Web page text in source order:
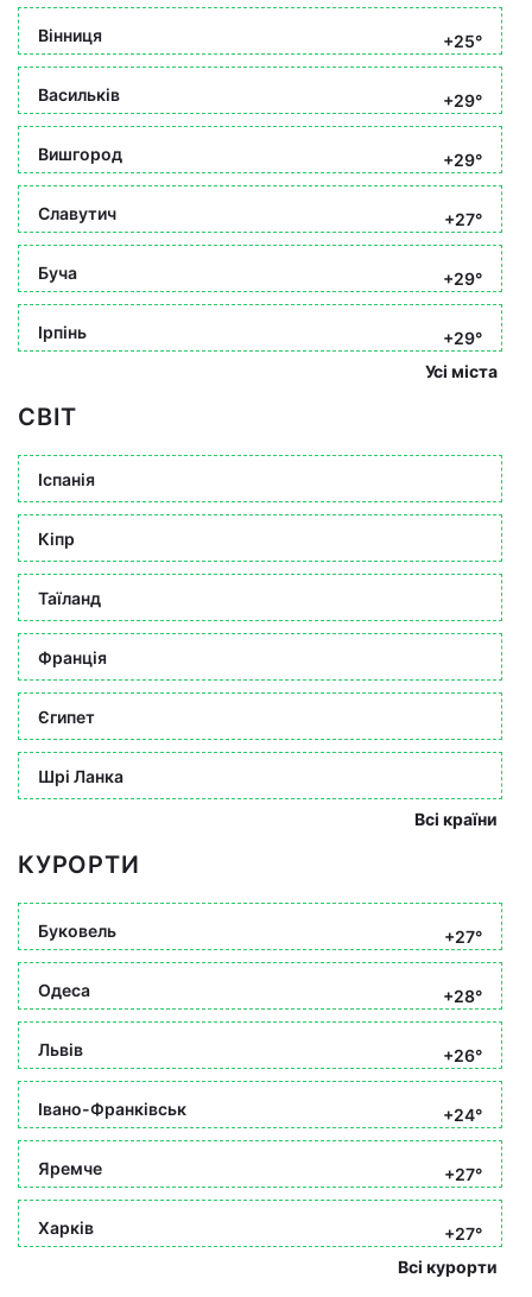
Вінниця +25°
Васильків +29°
Вишгород +29°
Славутич +27°
Буча +29°
Ірпінь
+29°
Усі міста
СВІТ
Іспанія
Кіпр
Таїланд
Франція
Єгипет
Шрі Ланка
Всі країни
КУРОРТИ
Буковель +27°
Одеса +28°
Львів +26°
Івано-Франківськ +24°
Яремче +27°
Харків
+27°
Всі курорти